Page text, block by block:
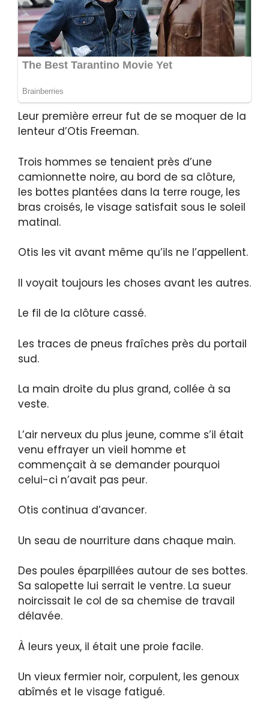
Leur première erreur fut de se moquer de la
lenteur d’Otis Freeman.
Trois hommes se tenaient près d’une
camionnette noire, au bord de sa clôture,
les bottes plantées dans la terre rouge, les
bras croisés, le visage satisfait sous le soleil
matinal.
Otis les vit avant même qu’ils ne l’appellent.
Il voyait toujours les choses avant les autres.
Le fil de la clôture cassé.
Les traces de pneus fraîches près du portail
sud.
La main droite du plus grand, collée à sa
veste.
L’air nerveux du plus jeune, comme s’il était
venu effrayer un vieil homme et
commençait à se demander pourquoi
celui-ci n’avait pas peur.
Otis continua d’avancer.
Un seau de nourriture dans chaque main.
Des poules éparpillées autour de ses bottes.
Sa salopette lui serrait le ventre. La sueur
noircissait le col de sa chemise de travail
délavée.
À leurs yeux, il était une proie facile.
Un vieux fermier noir, corpulent, les genoux
abîmés et le visage fatigué.